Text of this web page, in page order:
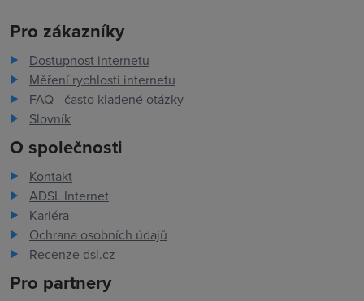
Pro zákazníky
Dostupnost internetu
Měření rychlosti internetu
FAQ - často kladené otázky
Slovník
O společnosti
Kontakt
ADSL Internet
Kariéra
Ochrana osobních údajů
Recenze dsl.cz
Pro partnery